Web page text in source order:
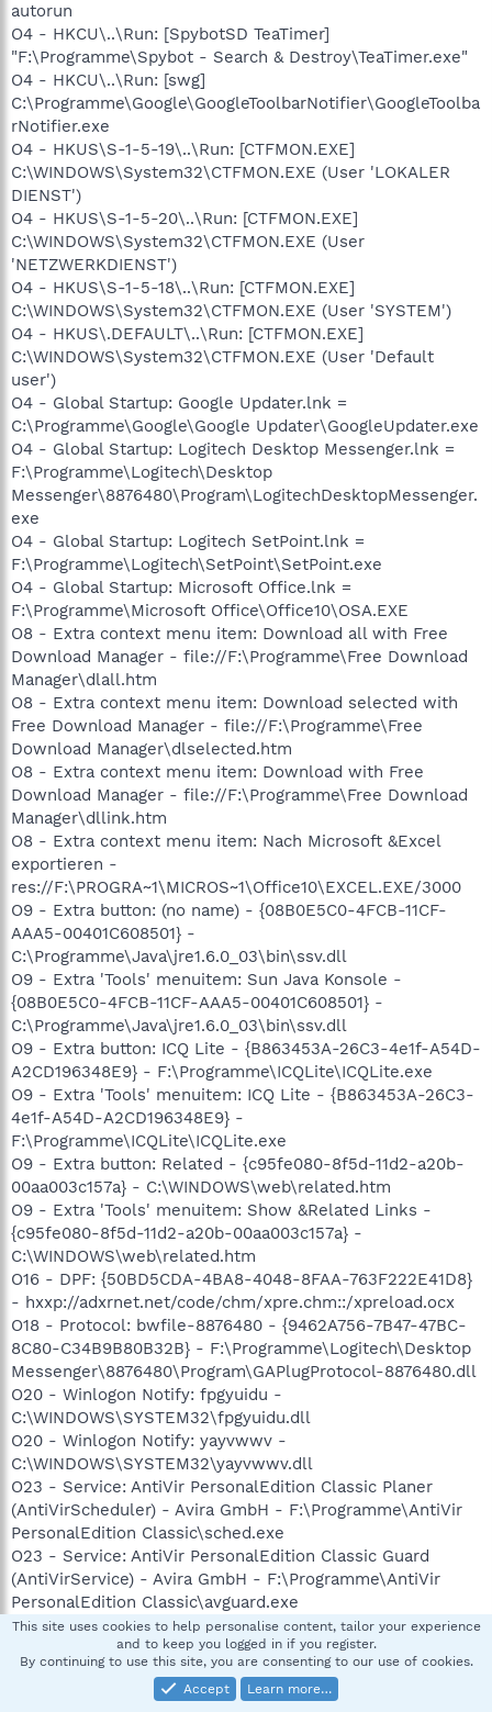
autorun
O4 - HKCU\..\Run: [SpybotSD TeaTimer]
"F:\Programme\Spybot - Search & Destroy\TeaTimer.exe"
O4 - HKCU\..\Run: [swg]
C:\Programme\Google\GoogleToolbarNotifier\GoogleToolba
rNotifier.exe
O4 - HKUS\S-1-5-19\..\Run: [CTFMON.EXE]
C:\WINDOWS\System32\CTFMON.EXE (User 'LOKALER
DIENST')
O4 - HKUS\S-1-5-20\..\Run: [CTFMON.EXE]
C:\WINDOWS\System32\CTFMON.EXE (User
'NETZWERKDIENST')
O4 - HKUS\S-1-5-18\..\Run: [CTFMON.EXE]
C:\WINDOWS\System32\CTFMON.EXE (User 'SYSTEM')
O4 - HKUS\.DEFAULT\..\Run: [CTFMON.EXE]
C:\WINDOWS\System32\CTFMON.EXE (User 'Default
user')
O4 - Global Startup: Google Updater.lnk =
C:\Programme\Google\Google Updater\GoogleUpdater.exe
O4 - Global Startup: Logitech Desktop Messenger.lnk =
F:\Programme\Logitech\Desktop
Messenger\8876480\Program\LogitechDesktopMessenger.
exe
O4 - Global Startup: Logitech SetPoint.lnk =
F:\Programme\Logitech\SetPoint\SetPoint.exe
O4 - Global Startup: Microsoft Office.lnk =
F:\Programme\Microsoft Office\Office10\OSA.EXE
O8 - Extra context menu item: Download all with Free
Download Manager - file://F:\Programme\Free Download
Manager\dlall.htm
O8 - Extra context menu item: Download selected with
Free Download Manager - file://F:\Programme\Free
Download Manager\dlselected.htm
O8 - Extra context menu item: Download with Free
Download Manager - file://F:\Programme\Free Download
Manager\dllink.htm
O8 - Extra context menu item: Nach Microsoft &Excel
exportieren -
res://F:\PROGRA~1\MICROS~1\Office10\EXCEL.EXE/3000
O9 - Extra button: (no name) - {08B0E5C0-4FCB-11CF-
AAA5-00401C608501} -
C:\Programme\Java\jre1.6.0_03\bin\ssv.dll
O9 - Extra 'Tools' menuitem: Sun Java Konsole -
{08B0E5C0-4FCB-11CF-AAA5-00401C608501} -
C:\Programme\Java\jre1.6.0_03\bin\ssv.dll
O9 - Extra button: ICQ Lite - {B863453A-26C3-4e1f-A54D-
A2CD196348E9} - F:\Programme\ICQLite\ICQLite.exe
O9 - Extra 'Tools' menuitem: ICQ Lite - {B863453A-26C3-
4e1f-A54D-A2CD196348E9} -
F:\Programme\ICQLite\ICQLite.exe
O9 - Extra button: Related - {c95fe080-8f5d-11d2-a20b-
00aa003c157a} - C:\WINDOWS\web\related.htm
O9 - Extra 'Tools' menuitem: Show &Related Links -
{c95fe080-8f5d-11d2-a20b-00aa003c157a} -
C:\WINDOWS\web\related.htm
O16 - DPF: {50BD5CDA-4BA8-4048-8FAA-763F222E41D8}
- hxxp://adxrnet.net/code/chm/xpre.chm::/xpreload.ocx
O18 - Protocol: bwfile-8876480 - {9462A756-7B47-47BC-
8C80-C34B9B80B32B} - F:\Programme\Logitech\Desktop
Messenger\8876480\Program\GAPlugProtocol-8876480.dll
O20 - Winlogon Notify: fpgyuidu -
C:\WINDOWS\SYSTEM32\fpgyuidu.dll
O20 - Winlogon Notify: yayvwwv -
C:\WINDOWS\SYSTEM32\yayvwwv.dll
O23 - Service: AntiVir PersonalEdition Classic Planer
(AntiVirScheduler) - Avira GmbH - F:\Programme\AntiVir
PersonalEdition Classic\sched.exe
O23 - Service: AntiVir PersonalEdition Classic Guard
(AntiVirService) - Avira GmbH - F:\Programme\AntiVir
PersonalEdition Classic\avguard.exe
O23 - Service: Ati HotKey Poller - ATI Technologies Inc. -
C:\WINDOWS\System32\Ati2evxx.exe
O23 - Service: ATI Smart - Unknown owner -
C:\WINDOWS\system32\ati2sgag.exe
This site uses cookies to help personalise content, tailor your experience
and to keep you logged in if you register.
By continuing to use this site, you are consenting to our use of cookies.
Accept
Learn more…